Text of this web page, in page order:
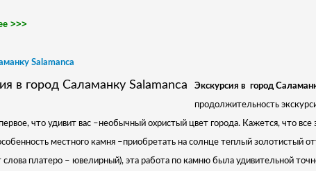
>>>
Salamanca
Экскурсия в город
продолжительность
что удивит вас –необычный охристый цвет города. Кажется, что все
местного камня –приобретать на солнце теплый золотистый
платеро – ювелирный), эта работа по камню была удивительной